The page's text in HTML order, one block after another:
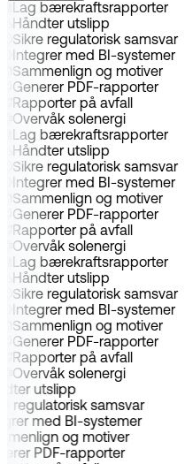
Lag bærekraftsrapporter
Håndter utslipp
Sikre regulatorisk samsvar
Integrer med BI-systemer
Sammenlign og motiver
Generer PDF-rapporter
Rapporter på avfall
Overvåk solenergi
Lag bærekraftsrapporter
Håndter utslipp
Sikre regulatorisk samsvar
Integrer med BI-systemer
Sammenlign og motiver
Generer PDF-rapporter
Rapporter på avfall
Overvåk solenergi
Lag bærekraftsrapporter
Håndter utslipp
Sikre regulatorisk samsvar
Integrer med BI-systemer
Sammenlign og motiver
Generer PDF-rapporter
Rapporter på avfall
Overvåk solenergi
utslipp
regulatorisk samsvar
med BI-systemer
og motiver
PDF-rapporter